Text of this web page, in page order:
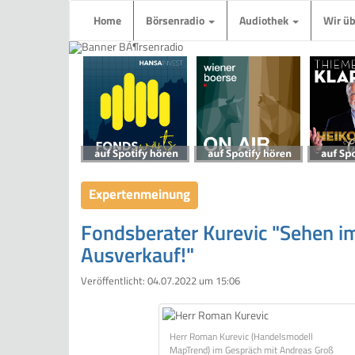
Home Börsenradio Audiothek Wir
Expertenmeinung
Fondsberater Kurevic "Sehen
Ausverkauf!"
Veröffentlicht: 04.07.2022 um 15:06
Herr Roman Kurevic (Handelsmodell
MapTrend) im Gespräch mit Andreas Groß